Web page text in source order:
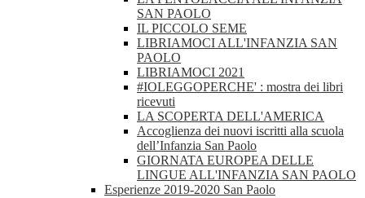
SAN PAOLO
IL PICCOLO SEME
LIBRIAMOCI ALL'INFANZIA SAN
PAOLO
LIBRIAMOCI 2021
#IOLEGGOPERCHE' : mostra dei libri
ricevuti
LA SCOPERTA DELL'AMERICA
Accoglienza dei nuovi iscritti alla scuola
dell’Infanzia San Paolo
GIORNATA EUROPEA DELLE
LINGUE ALL'INFANZIA SAN PAOLO
Esperienze 2019-2020 San Paolo